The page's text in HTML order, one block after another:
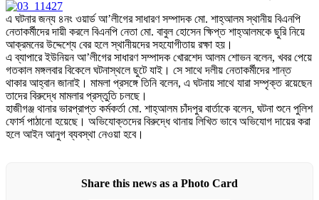
এ ঘটনার জন্য ৪নং ওয়ার্ড আ’লীগের সাধারণ সম্পাদক মো. শাহ্আলম স্থানীয় বিএনপি
নেতাকর্মীদের দায়ী করলে বিএনপি নেতা মো. বাবুল হোসেন ক্ষিপ্ত শাহ্আলমকে ছুরি নিয়ে
আক্রমনের উদ্দেশ্যে বের হলে স্থানীয়দের সহযোগীতায় রক্ষা হয়।
এ ব্যাপারে ইউনিয়ন আ’লীগের সাধারণ সম্পাদক খোরশেদ আলম শোভন বলেন, খবর পেয়ে
গতকাল মঙ্গলবার বিকেলে ঘটনাস্থলে ছুটে যাই। সে সাথে দলীয় নেতাকর্মীদের শান্ত
থাকার আহ্বান জানাই। মামলা প্রসঙ্গে তিনি বলেন, এ ঘটনায় সাথে যারা সম্পৃক্ত রয়েছেন
তাদের বিরুদ্ধে মামলার প্রস্তুতি চলছে।
হাজীগঞ্জ থানার ভারপ্রাপ্ত কর্মকর্তা মো. শাহ্আলম চাঁদপুর বার্তাকে বলেন, ঘটনা শুনে পুলিশ
ফোর্স পাঠানো হয়েছে। অভিযোক্তদের বিরুদ্ধে থানায় লিখিত ভাবে অভিযোগ দায়ের করা
হলে আইন আনুগ ব্যবস্থা নেওয়া হবে।
Share this news as a Photo Card